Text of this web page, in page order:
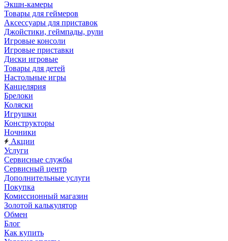
Экшн-камеры
Товары для геймеров
Аксессуары для приставок
Джойстики, геймпады, рули
Игровые консоли
Игровые приставки
Диски игровые
Товары для детей
Настольные игры
Канцелярия
Брелоки
Коляски
Игрушки
Конструкторы
Ночники
Акции
Услуги
Сервисные службы
Сервисный центр
Дополнительные услуги
Покупка
Комиссионный магазин
Золотой калькулятор
Обмен
Блог
Как купить